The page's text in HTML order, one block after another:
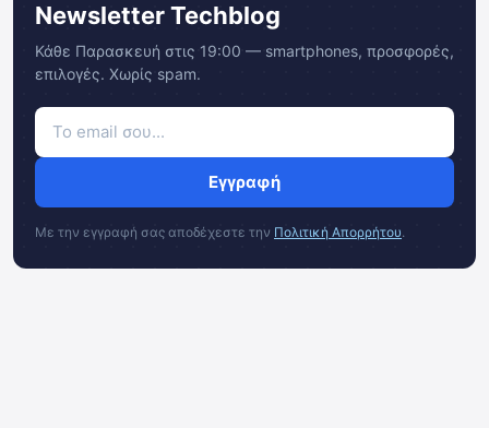
Newsletter Techblog
Κάθε Παρασκευή στις 19:00 — smartphones, προσφορές,
επιλογές. Χωρίς spam.
Εγγραφή
Με την εγγραφή σας αποδέχεστε την Πολιτική Απορρήτου.